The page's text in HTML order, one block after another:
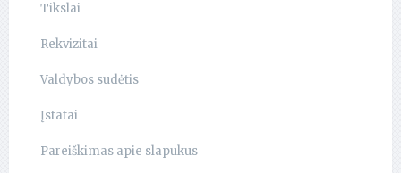
Tikslai
Rekvizitai
Valdybos sudėtis
Įstatai
Pareiškimas apie slapukus